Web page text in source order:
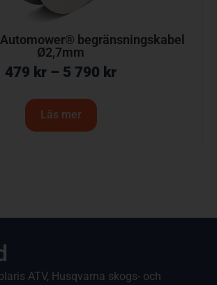
begränsningskabel
Ø2,7mm
479 kr – 5 790 kr
Läs mer
ATV, Husqvarna skogs- och